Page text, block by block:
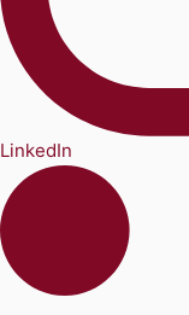
LinkedIn